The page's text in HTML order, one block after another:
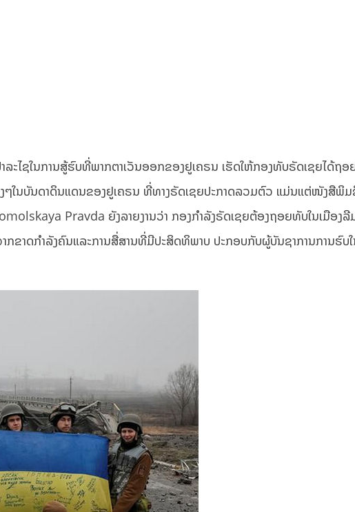
ລະໄຊໃນການສູ້ຮົບທີ່ພາກຕາເວັນອອກຂອງຢູເຄຣນ ເຮັດໃຫ້ກອງທັບຣັດເຊຍໄດ້ຖອ
ງໆໃນບັນດາດິນແດນຂອງຢູເຄຣນ ທີ່ທາງຣັດເຊຍປະກາດລວມຕົວ ແມ່ນແຕ່ໜັງສືພິ
Pravda ຍັງລາຍງານວ່າ ກອງກໍາລັງຣັດເຊຍຕ້ອງຖອຍທັບໃນເມືອງລີ
ຂາດກໍາລັງຄົນແລະການສື່ສານທີ່ມີປະສິດທິພາບ ປະກອບກັບຜູ້ບັນຊາການການຮົບໃ